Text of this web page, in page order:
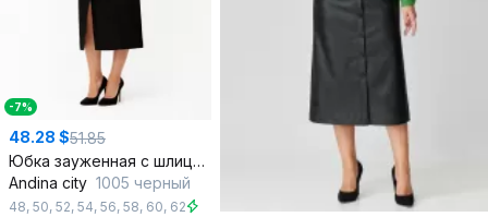
-7%
48.28 $51.85
Юбка зауженная с шлицей и карманами
Andina city 1005 черный
48, 50, 52, 54, 56, 58, 60, 62